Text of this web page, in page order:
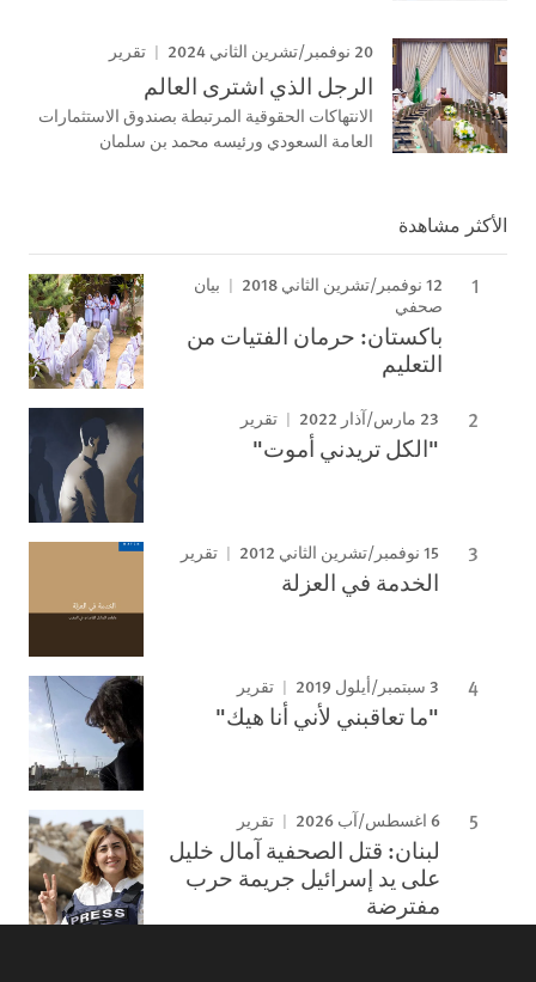
20 نوفمبر/تشرين الثاني 2024 تقرير
الرجل الذي اشترى العالم
الانتهاكات الحقوقية المرتبطة بصندوق الاستثمارات
العامة السعودي ورئيسه محمد بن سلمان
الأكثر مشاهدة
12 نوفمبر/تشرين الثاني 2018
بيان
صحفي
باكستان: حرمان الفتيات من
التعليم
23 مارس/آذار 2022 تقرير
"الكل تريدني أموت"
15 نوفمبر/تشرين الثاني 2012 تقرير
الخدمة في العزلة
3 سبتمبر/أيلول 2019 تقرير
"ما تعاقبني لأني أنا هيك"
6 اغسطس/آب 2026 تقرير
لبنان: قتل الصحفية آمال خليل
على يد إسرائيل جريمة حرب
مفترضة